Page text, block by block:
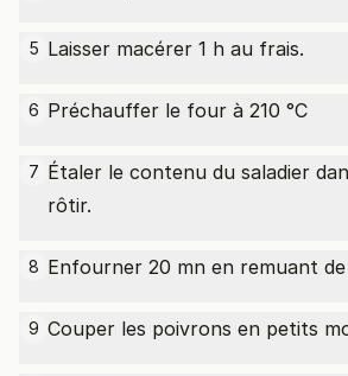
5 Laisser macérer 1 h au frais.
6 Préchauffer le four à 210 °C
7 Étaler le contenu du saladier
rôtir.
8 Enfourner 20 mn en remuant
9 Couper les poivrons en petits